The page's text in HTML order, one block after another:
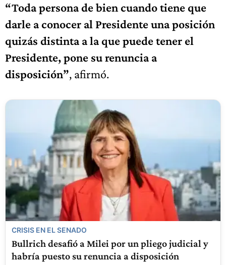
“Toda persona de bien cuando tiene que
darle a conocer al Presidente una posición
quizás distinta a la que puede tener el
Presidente, pone su renuncia a
disposición”, afirmó.
CRISIS EN EL SENADO
Bullrich desafió a Milei por un pliego judicial y
habría puesto su renuncia a disposición